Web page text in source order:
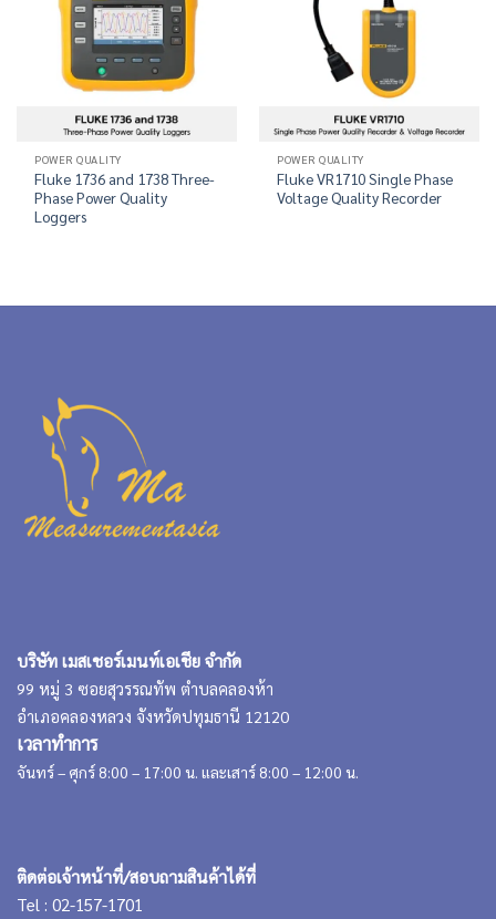
POWER QUALITY
Fluke 1736 and 1738 Three-
Phase Power Quality
Loggers
POWER QUALITY
Fluke VR1710 Single Phase
Voltage Quality Recorder
บริษัท เมสเชอร์เมนท์เอเชีย จำกัด
99 หมู่ 3 ซอยสุวรรณทัพ ตำบลคลองห้า
อำเภอคลองหลวง จังหวัดปทุมธานี 12120
เวลาทำการ
จันทร์ – ศุกร์ 8:00 – 17:00 น. และเสาร์ 8:00 – 12:00 น.
ติดต่อเจ้าหน้าที่/สอบถามสินค้าได้ที่
Tel : 02-157-1701